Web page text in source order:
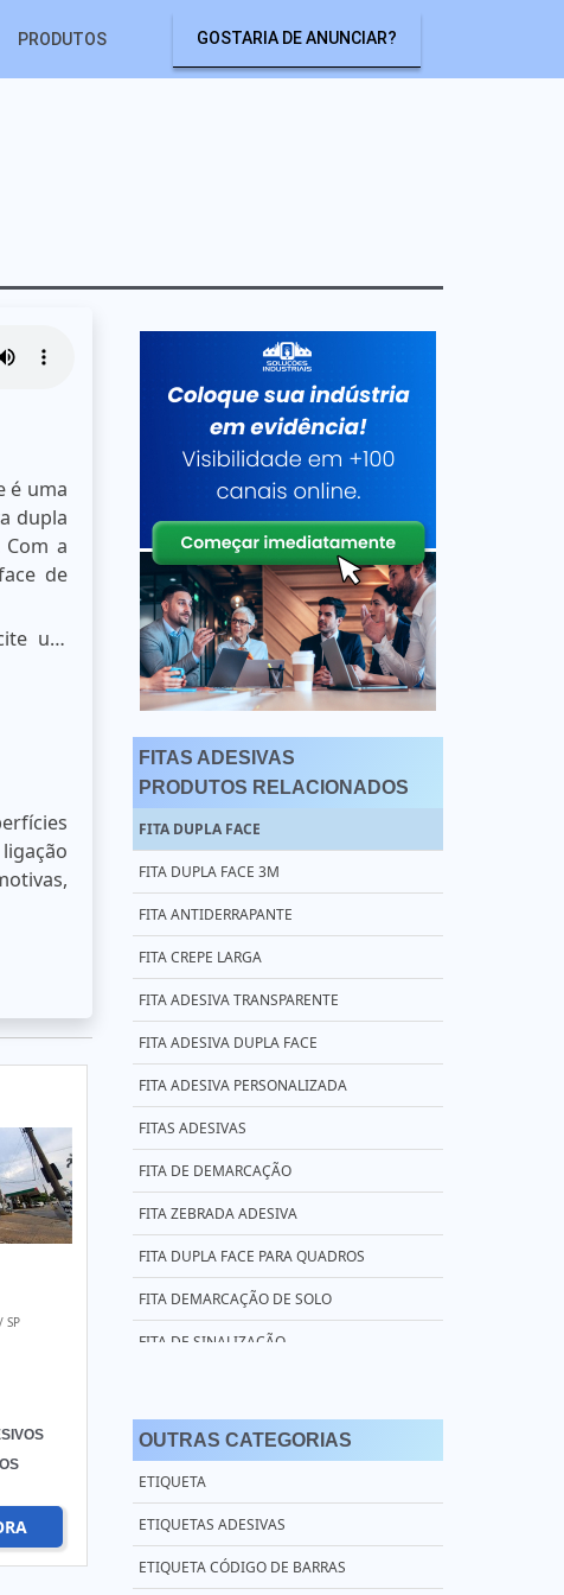
PRODUTOS GOSTARIA DE ANUNCIAR?
é uma
dupla
a
de
um
FITAS ADESIVAS
PRODUTOS RELACIONADOS
FITA DUPLA FACE
FITA DUPLA FACE 3M
FITA ANTIDERRAPANTE
FITA CREPE LARGA
FITA ADESIVA TRANSPARENTE
FITA ADESIVA DUPLA FACE
FITA ADESIVA PERSONALIZADA
FITAS ADESIVAS
FITA DE DEMARCAÇÃO
FITA ZEBRADA ADESIVA
FITA DUPLA FACE PARA QUADROS
FITA DEMARCAÇÃO DE SOLO
FITA DE SINALIZAÇÃO
FITA DE DEMARCAÇÃO VERMELHA
OUTRAS CATEGORIAS
ETIQUETA
ETIQUETAS ADESIVAS
ETIQUETA CÓDIGO DE BARRAS